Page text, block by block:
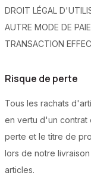
DROIT LÉGAL
AUTRE MODE DE
TRANSACTION
Risque de perte
Tous les rachats
en vertu d'un contrat
perte et le titre de
lors de notre
articles.